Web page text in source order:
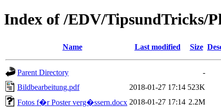
Index of /EDV/TipsundTricks/
Name Last modified Size
Parent Directory
-
Bildbearbeitung.pdf
2018-01-27 17:14 523K
Fotos f�r Poster verg�ssern.docx 2018-01-27 17:14 2.2M